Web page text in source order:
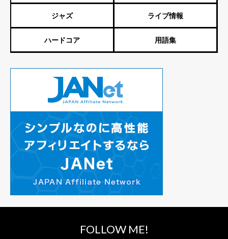
ジャズ ライブ情報
ハードコア 用語集
FOLLOW ME!